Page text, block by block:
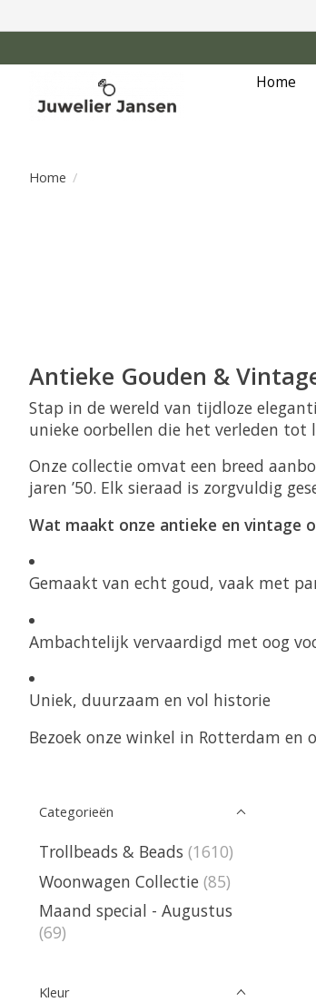
Home
Home /
Antieke Gouden &
Stap in de wereld van tijdloze
unieke oorbellen die het verleden tot
Onze collectie omvat een breed
jaren ’50. Elk sieraad is zorgvuldig
Wat maakt onze antieke en vintage
Gemaakt van echt goud, vaak met
Ambachtelijk vervaardigd met oog
Uniek, duurzaam en vol historie
Bezoek onze winkel in Rotterdam en
Categorieën
Trollbeads & Beads (1610)
Woonwagen Collectie (85)
Maand special - Augustus
(69)
Kleur